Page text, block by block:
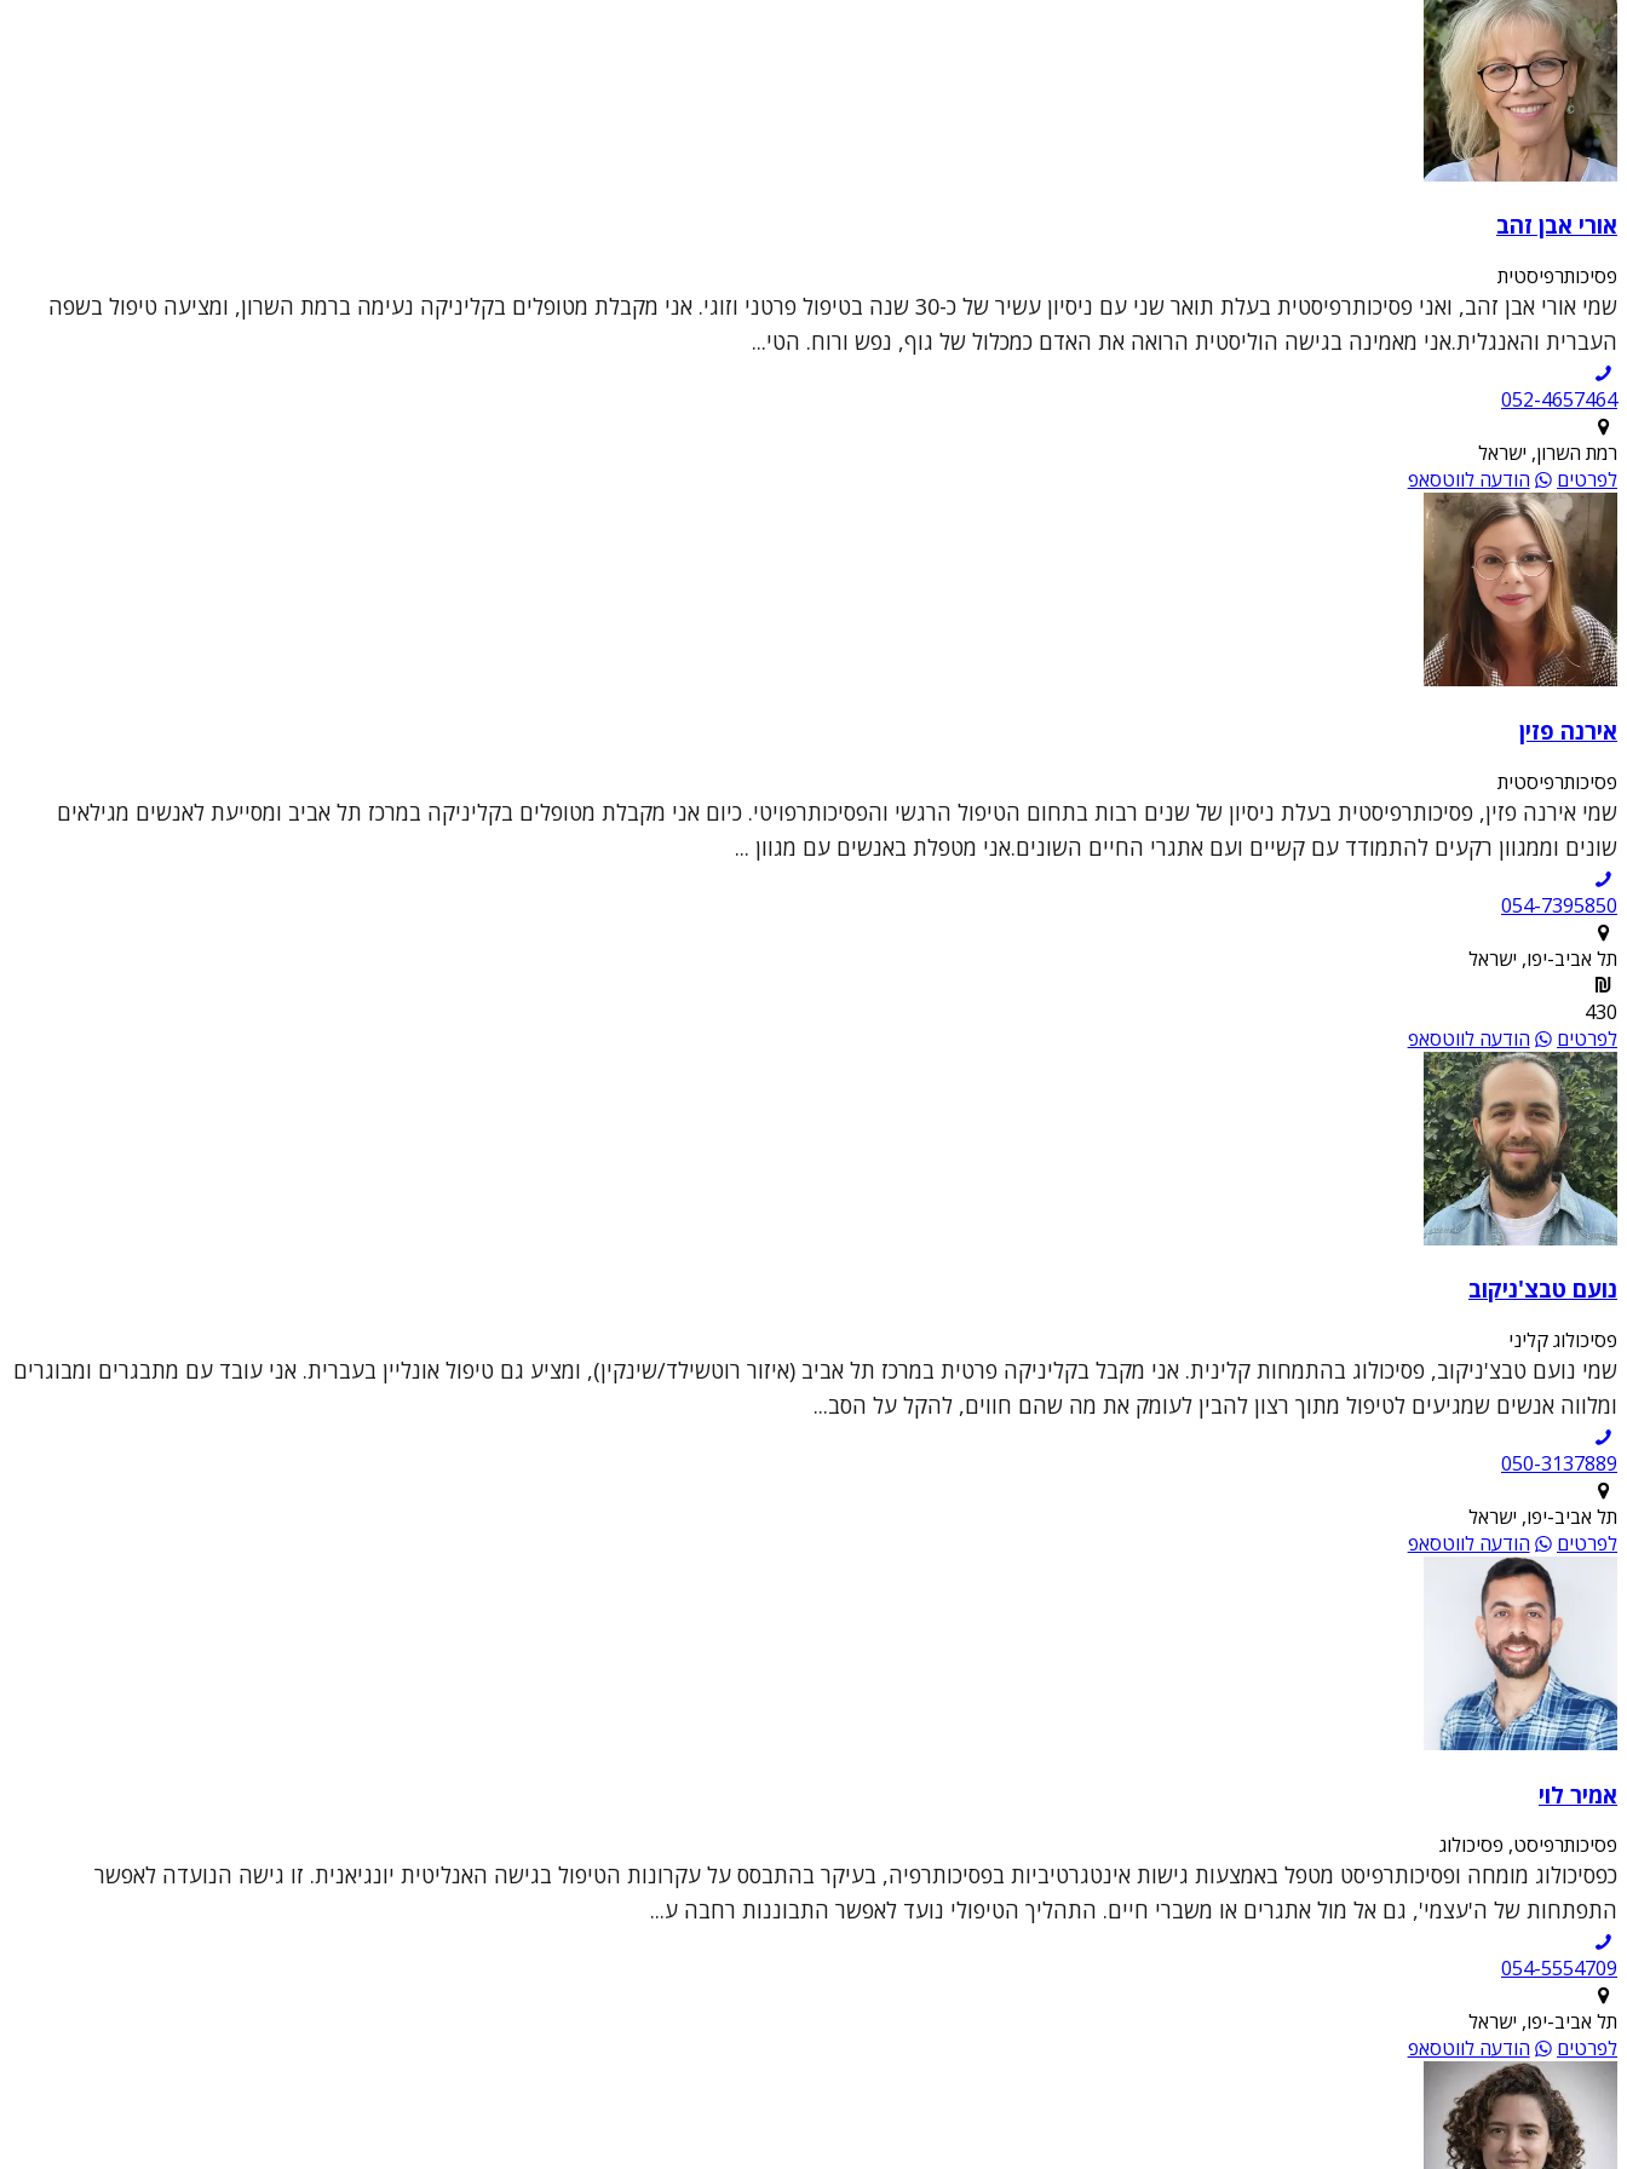
אורי אבן זהב
פסיכותרפיסטית
שמי אורי אבן זהב, ואני פסיכותרפיסטית בעלת תואר שני עם ניסיון עשיר של כ-30 שנה בטיפול פרטני וזוגי. אני מקבלת מטופלים בקליניקה נעימה ברמת השרון, ומציעה טיפול בשפה
העברית והאנגלית.אני מאמינה בגישה הוליסטית הרואה את האדם כמכלול של גוף, נפש ורוח. הטי...
052-4657464
רמת השרון, ישראל
לפרטים
הודעה לווטסאפ
אירנה פזין
פסיכותרפיסטית
שמי אירנה פזין, פסיכותרפיסטית בעלת ניסיון של שנים רבות בתחום הטיפול הרגשי והפסיכותרפויטי. כיום אני מקבלת מטופלים בקליניקה במרכז תל אביב ומסייעת לאנשים מגילאים
שונים וממגוון רקעים להתמודד עם קשיים ועם אתגרי החיים השונים.אני מטפלת באנשים עם מגוון ...
054-7395850
תל אביב-יפו, ישראל
430
לפרטים
הודעה לווטסאפ
נועם טבצ'ניקוב
פסיכולוג קליני
שמי נועם טבצ'ניקוב, פסיכולוג בהתמחות קלינית. אני מקבל בקליניקה פרטית במרכז תל אביב (איזור רוטשילד/שינקין), ומציע גם טיפול אונליין בעברית. אני עובד עם מתבגרים ומבוגרים
ומלווה אנשים שמגיעים לטיפול מתוך רצון להבין לעומק את מה שהם חווים, להקל על הסב...
050-3137889
תל אביב-יפו, ישראל
לפרטים
הודעה לווטסאפ
אמיר לוי
פסיכותרפיסט, פסיכולוג
כפסיכולוג מומחה ופסיכותרפיסט מטפל באמצעות גישות אינטגרטיביות בפסיכותרפיה, בעיקר בהתבסס על עקרונות הטיפול בגישה האנליטית יונגיאנית. זו גישה הנועדה לאפשר
התפתחות של ה'עצמי', גם אל מול אתגרים או משברי חיים. התהליך הטיפולי נועד לאפשר התבוננות רחבה ע...
054-5554709
תל אביב-יפו, ישראל
לפרטים
הודעה לווטסאפ